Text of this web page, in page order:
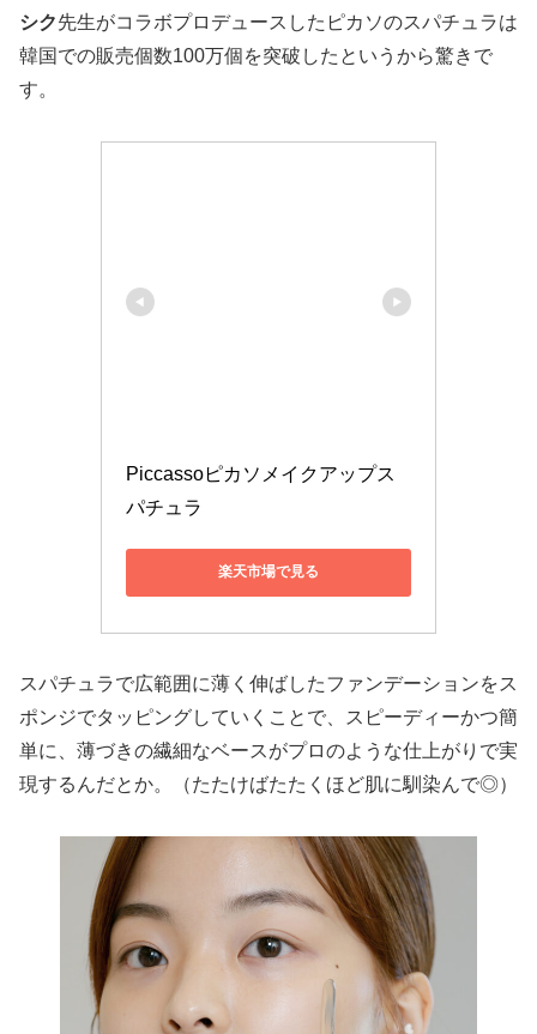
シク先生がコラボプロデュースしたピカソのスパチュラは
韓国での販売個数100万個を突破したというから驚きで
す。
Piccassoピカソメイクアップス
パチュラ
楽天市場で見る
スパチュラで広範囲に薄く伸ばしたファンデーションをス
ポンジでタッピングしていくことで、スピーディーかつ簡
単に、薄づきの繊細なベースがプロのような仕上がりで実
現するんだとか。（たたけばたたくほど肌に馴染んで◎）